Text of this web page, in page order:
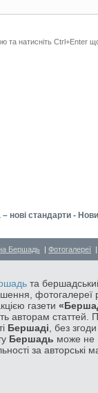
та натисніть Ctrl+Enter
нові стандарти -
Бершадь | Фотогалереї
та
фотогалереї
газети
авторам статтей.
Бершаді , без
Бершадь може не
за авторські